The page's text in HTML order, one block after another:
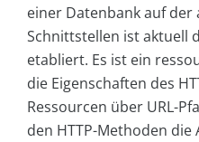
einer Datenbank auf der
Schnittstellen ist aktuell
etabliert. Es ist ein
die Eigenschaften des
Ressourcen über URL-
den HTTP-Methoden die